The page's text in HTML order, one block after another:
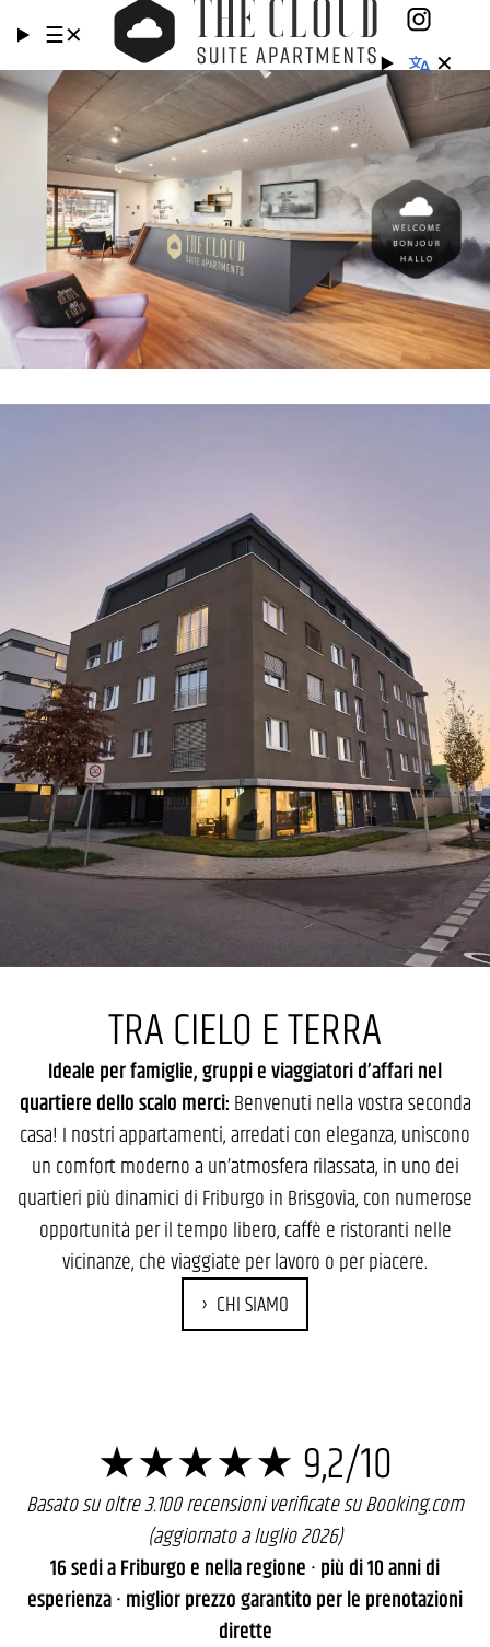
☰✕
✕
TRA CIELO E TERRA
Ideale per famiglie, gruppi e viaggiatori d’affari nel
quartiere dello scalo merci: Benvenuti nella vostra seconda
casa! I nostri appartamenti, arredati con eleganza, uniscono
un comfort moderno a un’atmosfera rilassata, in uno dei
quartieri più dinamici di Friburgo in Brisgovia, con numerose
opportunità per il tempo libero, caffè e ristoranti nelle
vicinanze, che viaggiate per lavoro o per piacere.
CHI SIAMO
★★★★★ 9,2/10
Basato su oltre 3.100 recensioni verificate su Booking.com
(aggiornato a luglio 2026)
16 sedi a Friburgo e nella regione · più di 10 anni di
esperienza · miglior prezzo garantito per le prenotazioni
dirette